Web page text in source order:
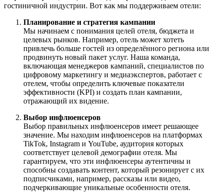
гостиничной индустрии. Вот как мы поддерживаем отели:
Планирование и стратегия кампании
Мы начинаем с понимания целей отеля, бюджета и
целевых рынков. Например, отель может хотеть
привлечь больше гостей из определённого региона или
продвинуть новый пакет услуг. Наша команда,
включающая менеджеров кампаний, специалистов по
цифровому маркетингу и медиаэкспертов, работает с
отелем, чтобы определить ключевые показатели
эффективности (KPI) и создать план кампании,
отражающий их видение.
Выбор инфлюенсеров
Выбор правильных инфлюенсеров имеет решающее
значение. Мы находим инфлюенсеров на платформах
TikTok, Instagram и YouTube, аудитория которых
соответствует целевой демографии отеля. Мы
гарантируем, что эти инфлюенсеры аутентичны и
способны создавать контент, который резонирует с их
подписчиками, например, рассказы или видео,
подчеркивающие уникальные особенности отеля.